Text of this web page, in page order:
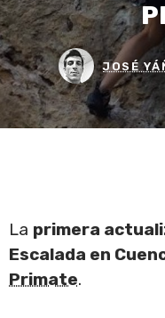
JOSÉ
La primera
Escalada en
Primate.